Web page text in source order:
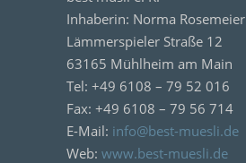
Inhaberin: Norma Rosemeier
Lämmerspieler Straße 12
63165 Mühlheim am Main
Tel: +49 6108 – 79 52 016
Fax: +49 6108 – 79 56 714
E-Mail: info@best-muesli.de
Web: www.best-muesli.de